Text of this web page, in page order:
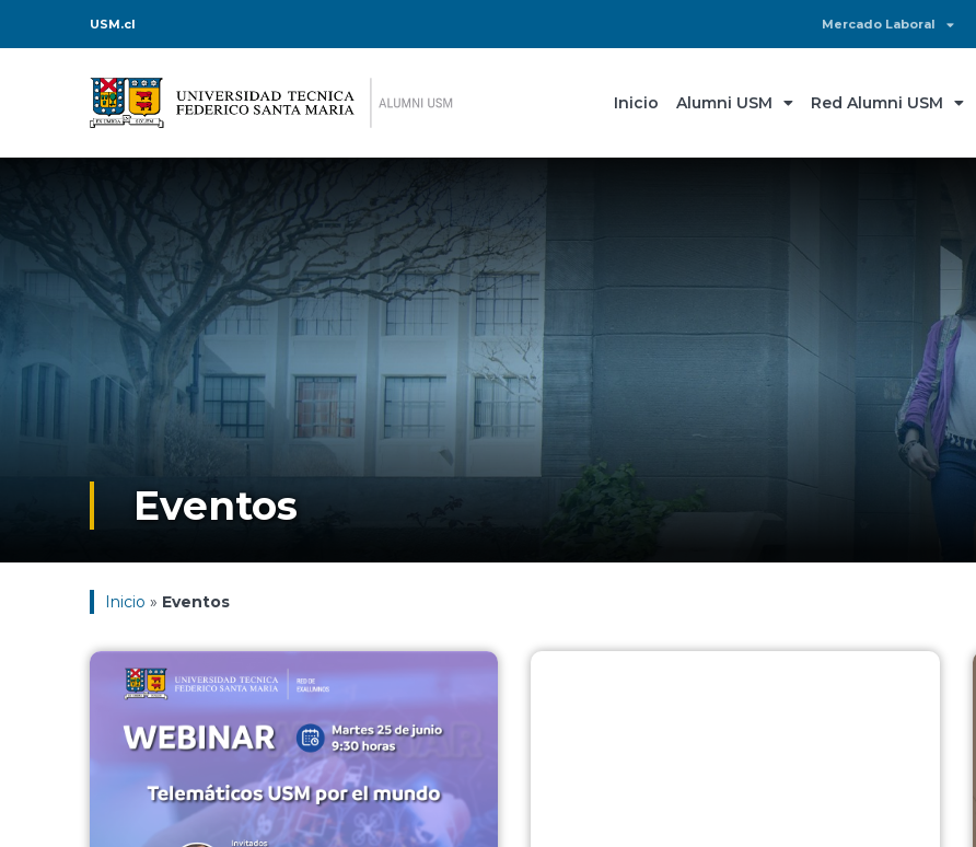
USM.cl Mercado Laboral
Inicio Alumni USM Red Alumni USM
Eventos
Inicio » Eventos